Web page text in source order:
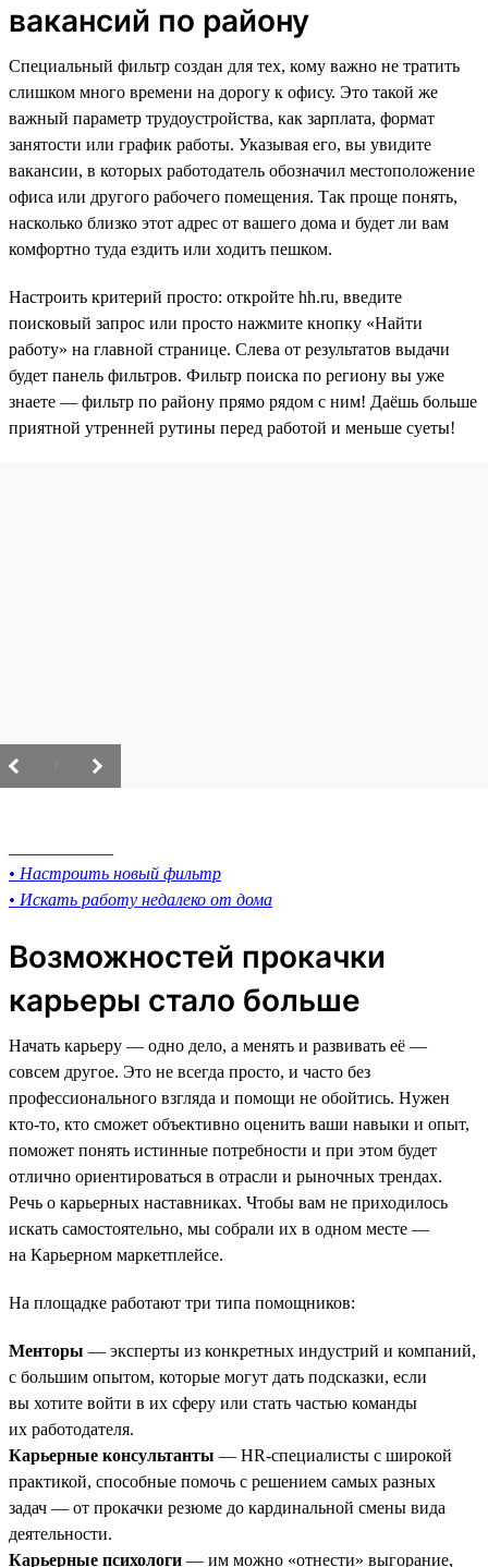
вакансий по району
Специальный фильтр создан для тех, кому важно не тратить
слишком много времени на дорогу к офису. Это такой же
важный параметр трудоустройства, как зарплата, формат
занятости или график работы. Указывая его, вы увидите
вакансии, в которых работодатель обозначил местоположение
офиса или другого рабочего помещения. Так проще понять,
насколько близко этот адрес от вашего дома и будет ли вам
комфортно туда ездить или ходить пешком.
Настроить критерий просто: откройте hh.ru, введите
поисковый запрос или просто нажмите кнопку «Найти
работу» на главной странице. Слева от результатов выдачи
будет панель фильтров. Фильтр поиска по региону вы уже
знаете — фильтр по району прямо рядом с ним! Даёшь больше
приятной утренней рутины перед работой и меньше суеты!
• Настроить новый фильтр
• Искать работу недалеко от дома
Возможностей прокачки
карьеры стало больше
Начать карьеру — одно дело, а менять и развивать её —
совсем другое. Это не всегда просто, и часто без
профессионального взгляда и помощи не обойтись. Нужен
кто-то, кто сможет объективно оценить ваши навыки и опыт,
поможет понять истинные потребности и при этом будет
отлично ориентироваться в отрасли и рыночных трендах.
Речь о карьерных наставниках. Чтобы вам не приходилось
искать самостоятельно, мы собрали их в одном месте —
на Карьерном маркетплейсе.
На площадке работают три типа помощников:
Менторы — эксперты из конкретных индустрий и компаний,
с большим опытом, которые могут дать подсказки, если
вы хотите войти в их сферу или стать частью команды
их работодателя.
Карьерные консультанты — HR-специалисты с широкой
практикой, способные помочь с решением самых разных
задач — от прокачки резюме до кардинальной смены вида
деятельности.
Карьерные психологи — им можно «отнести» выгорание,